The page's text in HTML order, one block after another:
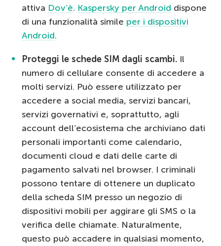
attiva Dov’è. Kaspersky per Android dispone
di una funzionalità simile per i dispositivi
Android.
Proteggi le schede SIM dagli scambi. Il
numero di cellulare consente di accedere a
molti servizi. Può essere utilizzato per
accedere a social media, servizi bancari,
servizi governativi e, soprattutto, agli
account dell’ecosistema che archiviano dati
personali importanti come calendario,
documenti cloud e dati delle carte di
pagamento salvati nel browser. I criminali
possono tentare di ottenere un duplicato
della scheda SIM presso un negozio di
dispositivi mobili per aggirare gli SMS o la
verifica delle chiamate. Naturalmente,
questo può accadere in qualsiasi momento,